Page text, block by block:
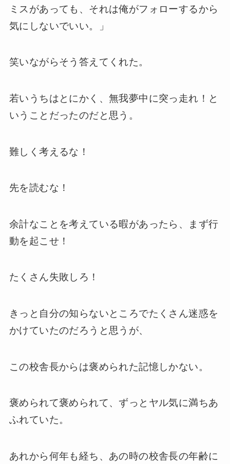
ミスがあっても、それは俺がフォローするから
気にしないでいい。」
笑いながらそう答えてくれた。
若いうちはとにかく、無我夢中に突っ走れ！と
いうことだったのだと思う。
難しく考えるな！
先を読むな！
余計なことを考えている暇があったら、まず行
動を起こせ！
たくさん失敗しろ！
きっと自分の知らないところでたくさん迷惑を
かけていたのだろうと思うが、
この校舎長からは褒められた記憶しかない。
褒められて褒められて、ずっとヤル気に満ちあ
ふれていた。
あれから何年も経ち、あの時の校舎長の年齢に